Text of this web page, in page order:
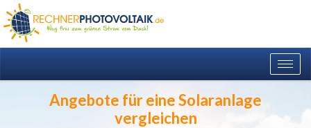
Angebote für eine Solaranlage
vergleichen